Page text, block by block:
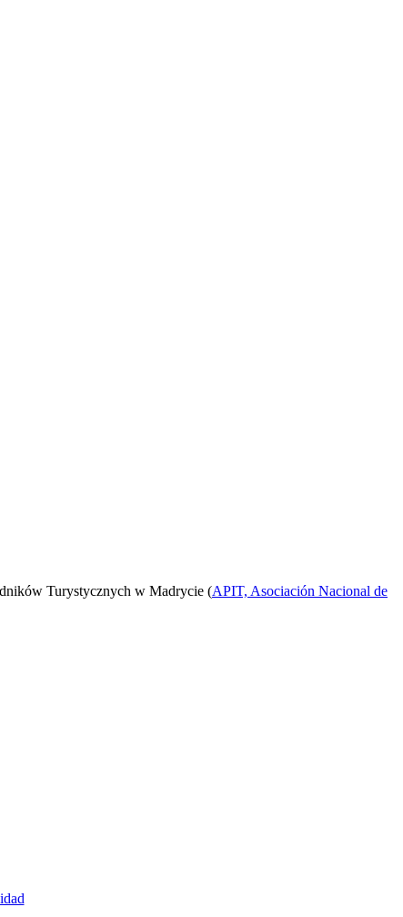
Turystycznych w Madrycie (APIT, Asociación Nacional de